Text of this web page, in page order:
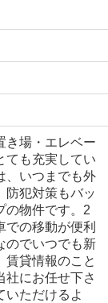
き場・エレベー
ても充実してい
、いつまでも外
防犯対策もバッ
の物件です。2
での移動が便利
のでいつでも新
賃貸情報のこと
社にお任せ下さ
いただけるよ